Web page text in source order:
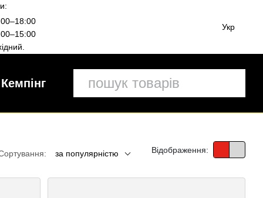
Укр
Кемпінг
за популярністю Відображення: